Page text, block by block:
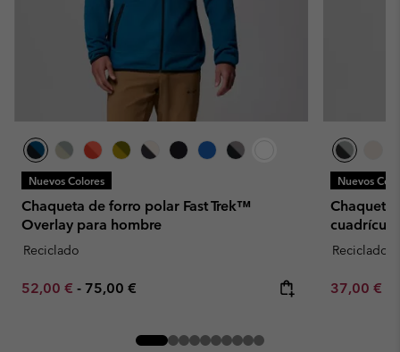
Nuevos Colores
Chaqueta de forro polar Fast Trek™
Overlay para hombre
Reciclado
Minimum sale price:
52,00 € - Maximum price:
75,00 €
Nuevos
Chaqueta
Reciclado
Minimum
37,00 €